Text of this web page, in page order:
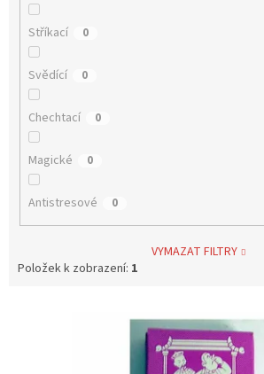
Stříkací 0
Svědící 0
Chechtací 0
Magické 0
Antistresové 0
VYMAZAT FILTRY
Položek k zobrazení: 1